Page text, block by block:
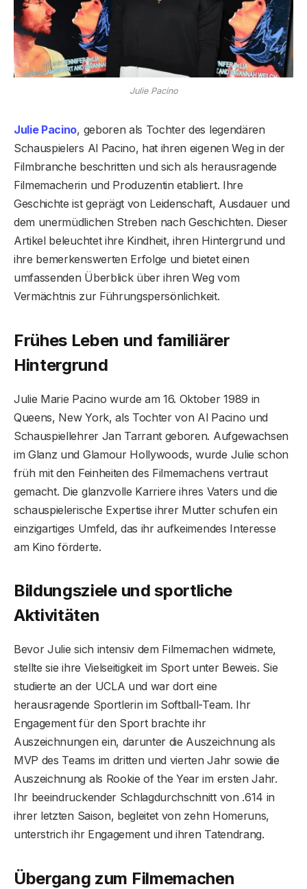
Julie Pacino
Julie Pacino, geboren als Tochter des legendären
Schauspielers Al Pacino, hat ihren eigenen Weg in der
Filmbranche beschritten und sich als herausragende
Filmemacherin und Produzentin etabliert. Ihre
Geschichte ist geprägt von Leidenschaft, Ausdauer und
dem unermüdlichen Streben nach Geschichten. Dieser
Artikel beleuchtet ihre Kindheit, ihren Hintergrund und
ihre bemerkenswerten Erfolge und bietet einen
umfassenden Überblick über ihren Weg vom
Vermächtnis zur Führungspersönlichkeit.
Frühes Leben und familiärer
Hintergrund
Julie Marie Pacino wurde am 16. Oktober 1989 in
Queens, New York, als Tochter von Al Pacino und
Schauspiellehrer Jan Tarrant geboren. Aufgewachsen
im Glanz und Glamour Hollywoods, wurde Julie schon
früh mit den Feinheiten des Filmemachens vertraut
gemacht. Die glanzvolle Karriere ihres Vaters und die
schauspielerische Expertise ihrer Mutter schufen ein
einzigartiges Umfeld, das ihr aufkeimendes Interesse
am Kino förderte.
Bildungsziele und sportliche
Aktivitäten
Bevor Julie sich intensiv dem Filmemachen widmete,
stellte sie ihre Vielseitigkeit im Sport unter Beweis. Sie
studierte an der UCLA und war dort eine
herausragende Sportlerin im Softball-Team. Ihr
Engagement für den Sport brachte ihr
Auszeichnungen ein, darunter die Auszeichnung als
MVP des Teams im dritten und vierten Jahr sowie die
Auszeichnung als Rookie of the Year im ersten Jahr.
Ihr beeindruckender Schlagdurchschnitt von .614 in
ihrer letzten Saison, begleitet von zehn Homeruns,
unterstrich ihr Engagement und ihren Tatendrang.
Übergang zum Filmemachen